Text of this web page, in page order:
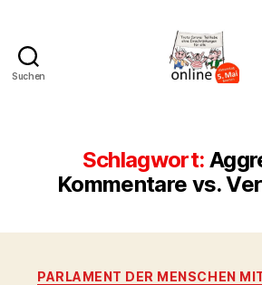
Suchen
Schlagwort:
Kommentare vs.
PARLAMENT DER MENSCHEN